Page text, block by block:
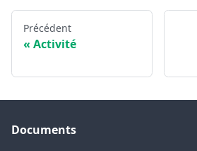
Précédent
Activité
Documents